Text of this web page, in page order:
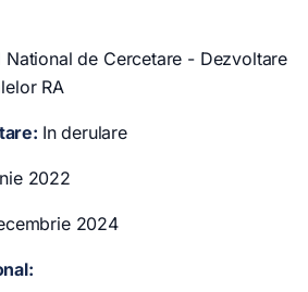
National de Cercetare - Dezvoltare
RA
In derulare
2022
2024